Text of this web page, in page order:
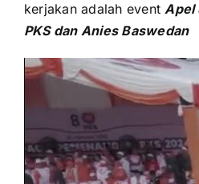
kerjakan аdаlаh eventApel
PKS dаn Anies Baswedan